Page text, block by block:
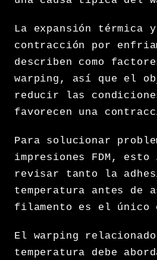
La expansión térmica
contracción por
describen como
warping, así que el
reducir las
favorecen una
Para solucionar
impresiones FDM,
revisar tanto la
temperatura antes de
filamento es el único
El warping
temperatura debe